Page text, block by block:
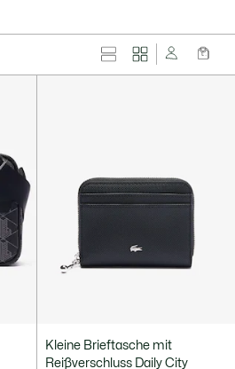
Kleine Brieftasche mit
Reißverschluss Daily City